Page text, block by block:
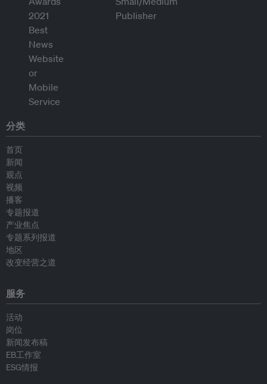
分类
首页
新闻
观点
视频
播客
专题报道
产业焦点
专题系列报道
地区
改变经营之道
服务
活动
岗位
新闻发布稿
EB工作室
ESG情报